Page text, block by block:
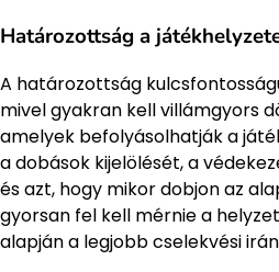
Határozottság a
A határozottság
mivel gyakran kell villámgyors
amelyek befolyásolhatják a
a dobások kijelölését, a
és azt, hogy mikor dobjon az
gyorsan fel kell mérnie a
alapján a legjobb cselekvési